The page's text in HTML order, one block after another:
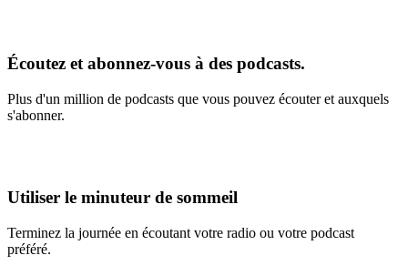
Écoutez et abonnez-vous à des podcasts.
Plus d'un million de podcasts que vous pouvez écouter et auxquels
s'abonner.
Utiliser le minuteur de sommeil
Terminez la journée en écoutant votre radio ou votre podcast
préféré.